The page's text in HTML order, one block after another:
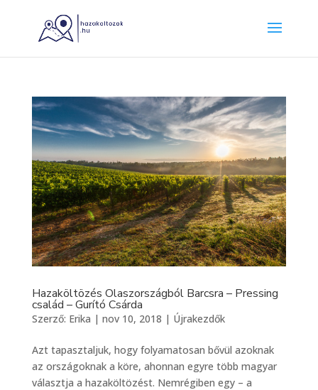
Hazaköltözés Olaszországból Barcsra – Pressing
család – Gurító Csárda
Szerző: Erika | nov 10, 2018 | Újrakezdők
Azt tapasztaljuk, hogy folyamatosan bővül azoknak
az országoknak a köre, ahonnan egyre több magyar
választja a hazaköltözést. Nemrégiben egy – a